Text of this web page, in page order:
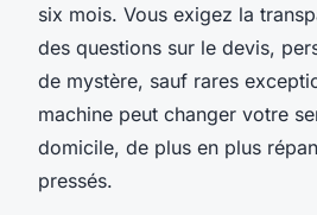
six mois. Vous exigez la
des questions sur le devis,
de mystère, sauf rares
machine peut changer votre
domicile, de plus en plus
pressés.